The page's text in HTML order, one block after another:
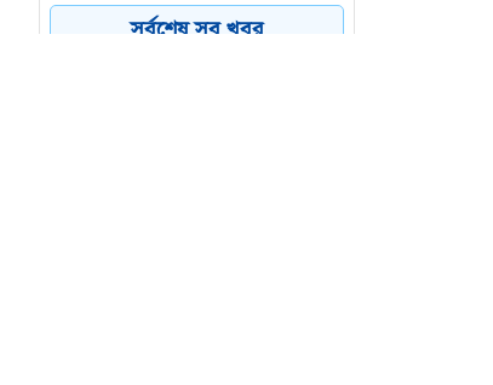
সর্বশেষ সব খবর